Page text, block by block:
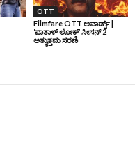
OTT
Filmfare OTT ಅವಾರ್ಡ್ಸ್‌ |
‘ಪಾತಾಳ್‌ ಲೋಕ್‌’ ಸೀಸನ್‌ 2
ಅತ್ಯುತ್ತಮ ಸರಣಿ